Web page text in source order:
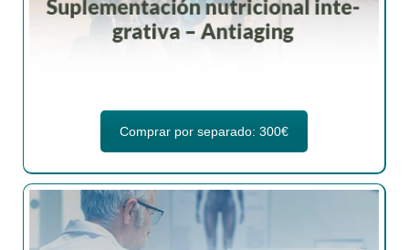
Comprar por separado: 300€